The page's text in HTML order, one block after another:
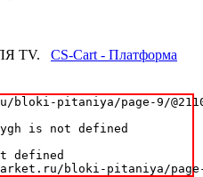
TV. CS-Cart - Платформа
pitaniya/page-9/
is not defined
defined
bloki-pitaniya/